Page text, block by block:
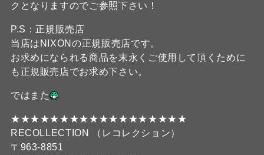
クとなりますのでご参照下さい！
P.S：正規販売店
当店はNIXONの正規販売店です。
お求めになられる商品を末永くご使用して頂くために
も正規販売店でお求め下さい。
ではまた
★★★★★★★★★★★★★★★★★★
RECOLLECTION （レコレクション）
〒963-8851